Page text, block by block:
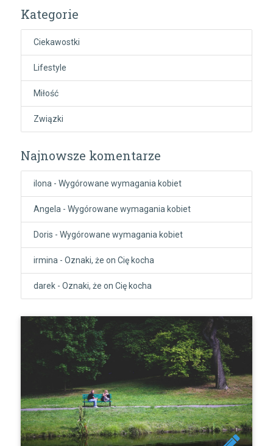
Kategorie
Ciekawostki
Lifestyle
Miłość
Związki
Najnowsze komentarze
ilona - Wygórowane wymagania kobiet
Angela - Wygórowane wymagania kobiet
Doris - Wygórowane wymagania kobiet
irmina - Oznaki, że on Cię kocha
darek- Oznaki, że on Cię kocha